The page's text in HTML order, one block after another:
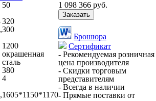
50
320
300
1200
окрашенная
сталь
380
4
1605*1150*1170
1 098 366 руб.
Заказать
Брошюра
Сертификат
- Рекомендуемая розничная
цена производителя
- Скидки торговым
представителям
- Всегда в наличии
- Прямые поставки от